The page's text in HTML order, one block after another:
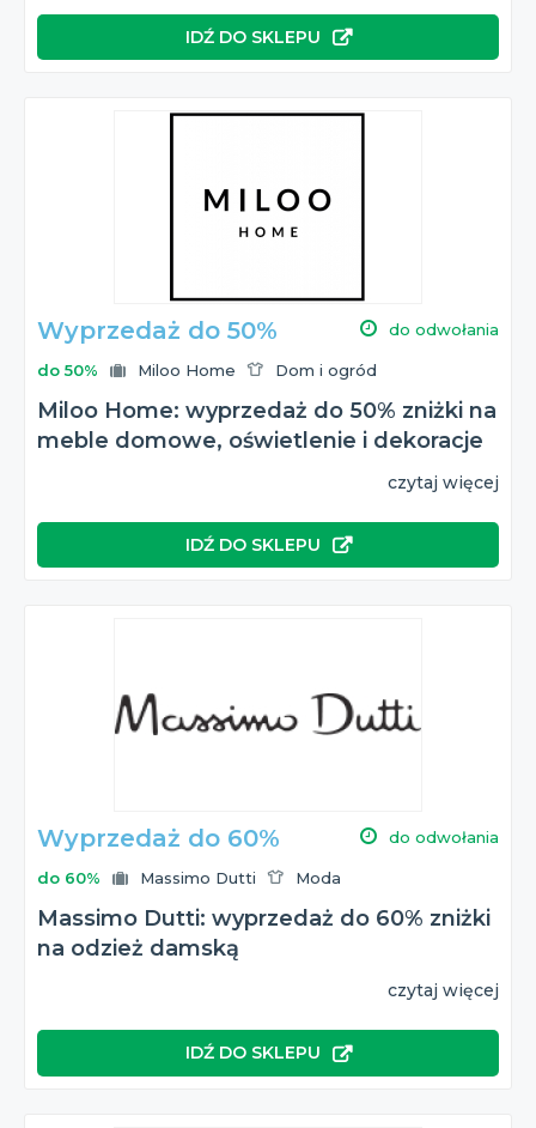
IDŹ DO SKLEPU
Wyprzedaż do 50% do odwołania
do 50% Miloo Home Dom i ogród
Miloo Home: wyprzedaż do 50% zniżki na
meble domowe, oświetlenie i dekoracje
czytaj więcej
IDŹ DO SKLEPU
Wyprzedaż do 60% do odwołania
do 60% Massimo Dutti Moda
Massimo Dutti: wyprzedaż do 60% zniżki
na odzież damską
czytaj więcej
IDŹ DO SKLEPU